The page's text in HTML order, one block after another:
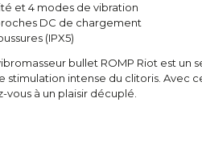
et 4 modes de vibration
DC de chargement
(IPX5)
bullet ROMP Riot est un
stimulation intense du clitoris. Avec
à un plaisir décuplé.